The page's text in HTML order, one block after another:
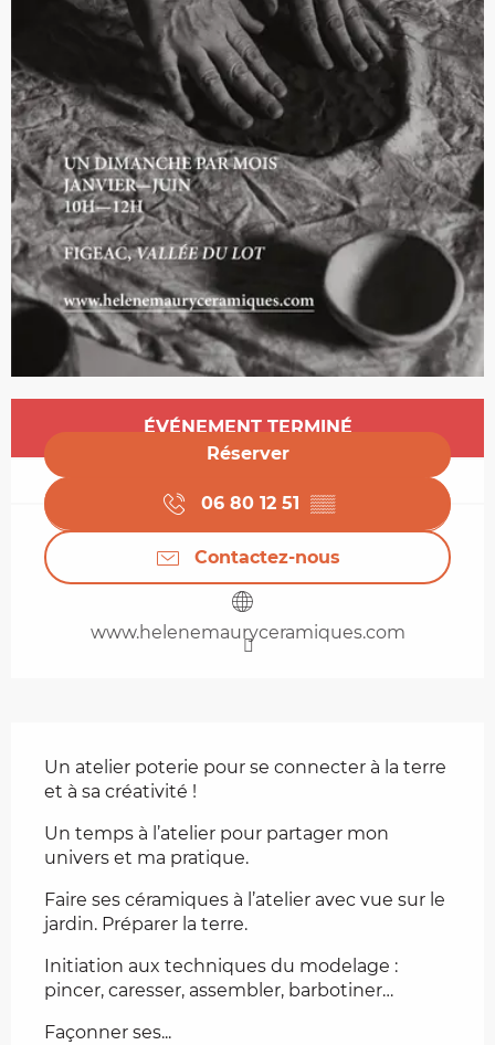
Ouverture et coordonnées
ÉVÉNEMENT TERMINÉ
Réserver
06 80 12 51 ▒▒
Contactez-nous
www.helenemauryceramiques.com
Un atelier poterie pour se connecter à la terre
et à sa créativité !
Un temps à l’atelier pour partager mon
univers et ma pratique.
Faire ses céramiques à l’atelier avec vue sur le
jardin. Préparer la terre.
Initiation aux techniques du modelage :
pincer, caresser, assembler, barbotiner…
Façonner ses...